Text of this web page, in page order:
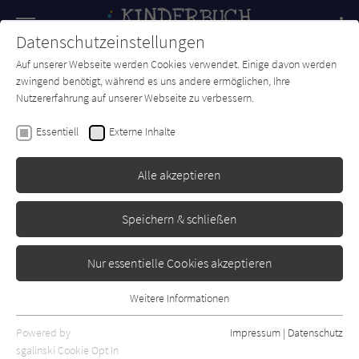
SUCHE Forum Charts Newsletter
Emily Bolam
Wauwau macht der kleine
Carlsen
Datenschutzeinstellungen
Auf unserer Webseite werden Cookies verwendet. Einige davon werden
zwingend benötigt, während es uns andere ermöglichen, Ihre
Nutzererfahrung auf unserer Webseite zu verbessern.
Essentiell Externe Inhalte
Alle akzeptieren
Speichern & schließen
Nur essentielle Cookies akzeptieren
Essentielle Cookies werden für grundlegende Funktionen der
Webseite benötigt. Dadurch ist gewährleistet, dass die Webseite
Weitere Informationen
Powered by
sgalinski Cookie Opt In
Impressum | Datenschutz